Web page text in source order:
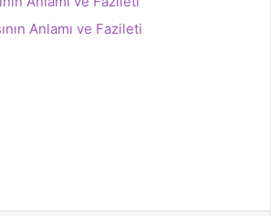
Anlamı ve Fazileti